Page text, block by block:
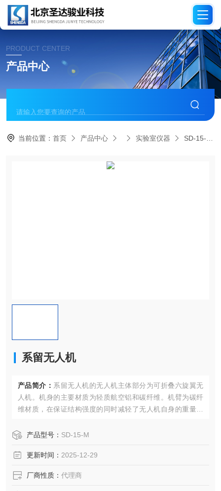
PRODUCT CENTER
产品中心
当前位置：首页 产品中心 实验室仪器 SD-15-M系留无人机
系留无人机
产品简介： 系留无人机的无人机主体部分为可折叠六旋翼无
人机。机身的主要材质为轻质航空铝和碳纤维。机臂为碳纤
维材质，在保证结构强度的同时减轻了无人机自身的重量，
产品型号： SD-15-M
更新时间： 2025-12-29
厂商性质： 代理商